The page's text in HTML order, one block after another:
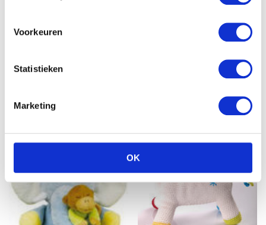
Voorkeuren
Statistieken
Marketing
OK
Kaethe Kruse